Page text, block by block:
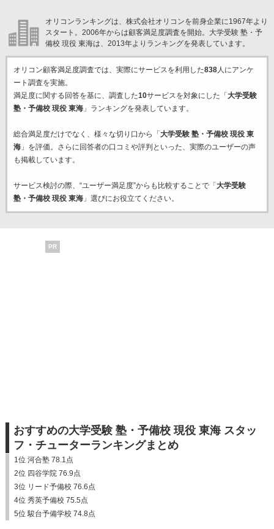
オリコンランキングは、株式会社オリコンを前身企業に1967年より
スタート。2006年からは顧客満足度調査を開始。大学受験 塾・予
備校 現役 東海は、2013年よりランキングを発表しています。
オリコン顧客満足度調査では、実際にサービスを利用した838人にアンケ
ート調査を実施。
満足度に関する回答を基に、調査した10サービスを対象にした「 大学受験
塾・予備校 現役 東海」ランキングを発表しています。
総合満足度だけでなく、様々な切り口から「 大学受験 塾・予備校 現役 東
海」を評価。さらに回答者の口コミや評判といった、実際のユーザーの声
も掲載しています。
サービス検討の際、“ユーザー満足度”からも比較することで「 大学受験
塾・予備校 現役 東海」選びにお役立てください。
PR
おすすめの大学受験 塾・予備校 現役 東海 スタッ
フ・チューターランキングまとめ
1位 河合塾 78.1点
2位 四谷学院 76.9点
3位 リード予備校 76.6点
4位 秀英予備校 75.5点
5位 駿台予備学校 74.8点